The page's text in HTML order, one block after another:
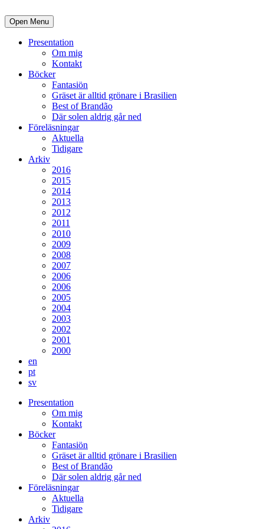
Open Menu
Presentation
Om mig
Kontakt
Böcker
Fantasiön
Gräset är alltid grönare i Brasilien
Best of Brandão
Där solen aldrig går ned
Föreläsningar
Aktuella
Tidigare
Arkiv
2016
2015
2014
2013
2012
2011
2010
2009
2008
2007
2006
2006
2005
2004
2003
2002
2001
2000
en
pt
sv
Presentation
Om mig
Kontakt
Böcker
Fantasiön
Gräset är alltid grönare i Brasilien
Best of Brandão
Där solen aldrig går ned
Föreläsningar
Aktuella
Tidigare
Arkiv